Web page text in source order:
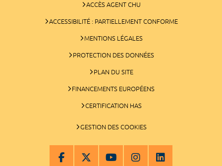
ACCÈS AGENT CHU
ACCESSIBILITÉ : PARTIELLEMENT CONFORME
MENTIONS LÉGALES
PROTECTION DES DONNÉES
PLAN DU SITE
FINANCEMENTS EUROPÉENS
CERTIFICATION HAS
GESTION DES COOKIES